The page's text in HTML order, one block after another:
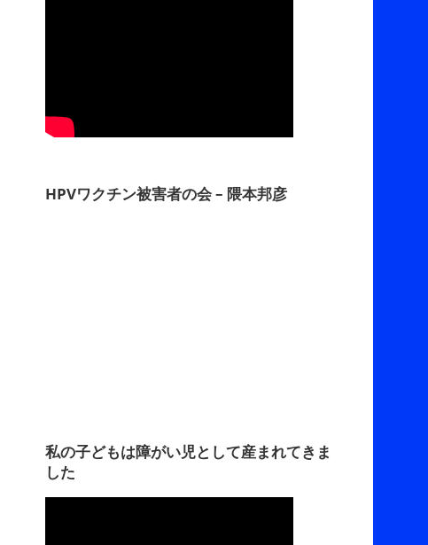
HPVワクチン被害者の会 – 隈本邦彦
私の子どもは障がい児として産まれてきま
した